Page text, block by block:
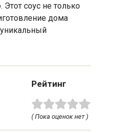
соус не только
дома
Рейтинг
( Пока оценок нет )